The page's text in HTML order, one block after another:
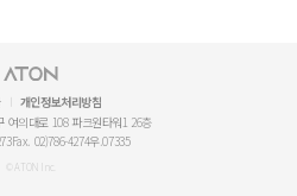
개인정보처리방침
여의대로 108 파크원타워1 26층
Fax. 02)786-4274우.07335
© ATON Inc.